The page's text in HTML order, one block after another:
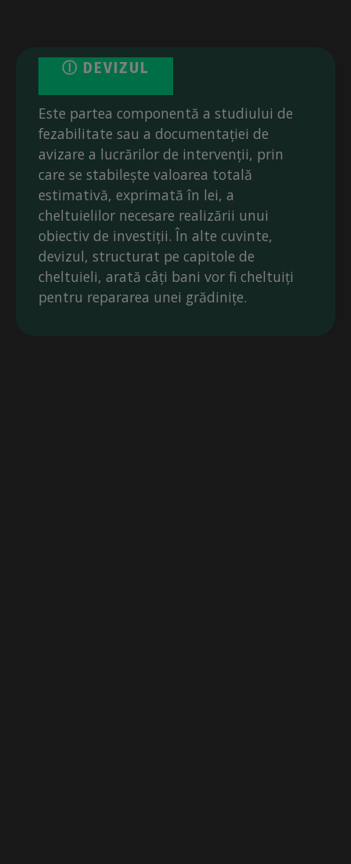
Ⓘ DEVIZUL
Este partea componentă a studiului de
fezabilitate sau a documentației de
avizare a lucrărilor de intervenții, prin
care se stabilește valoarea totală
estimativă, exprimată în lei, a
cheltuielilor necesare realizării unui
obiectiv de investiții. În alte cuvinte,
devizul, structurat pe capitole de
cheltuieli, arată câți bani vor fi cheltuiți
pentru repararea unei grădinițe.